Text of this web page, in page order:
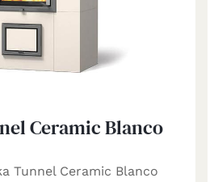
Ceramic Blanco
Tunnel Ceramic Blanco